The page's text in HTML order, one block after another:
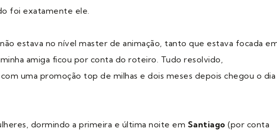
foi exatamente ele.
estava no nível master de animação, tanto que estava focada
amiga ficou por conta do roteiro. Tudo resolvido,
uma promoção top de milhas e dois meses depois chegou o dia
dormindo a primeira e última noite em Santiago (por conta